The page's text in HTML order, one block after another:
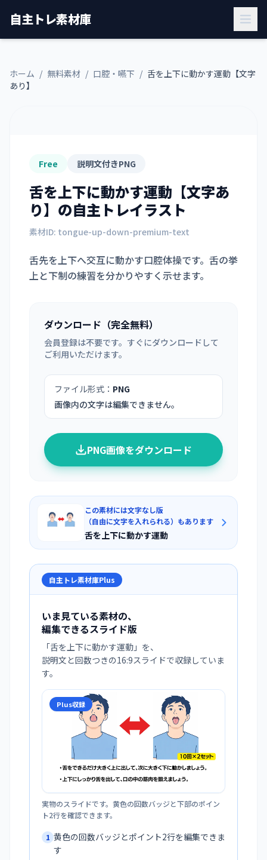
自主トレ素材庫
ホーム / 無料素材 / 口腔・嚥下 / 舌を上下に動かす運動【文字
あり】
Free 説明文付きPNG
舌を上下に動かす運動【文字あ
り】 の自主トレイラスト
素材ID: tongue-up-down-premium-text
舌先を上下へ交互に動かす口腔体操です。舌の挙
上と下制の練習を分かりやすく示せます。
ダウンロード（完全無料）
会員登録は不要です。すぐにダウンロードして
ご利用いただけます。
ファイル形式： PNG
画像内の文字は編集できません。
PNG画像をダウンロード
この素材には文字なし版
（自由に文字を入れられる）もあります
舌を上下に動かす運動
自主トレ素材庫Plus
いま見ている素材の、
編集できるスライド版
「舌を上下に動かす運動 」を、
説明文と回数つきの16:9スライドで収録していま
す。
Plus収録
実物のスライドです。黄色の回数バッジと下部のポイン
ト2行を確認できます。
1 黄色の回数バッジとポイント2行を編集できま
す